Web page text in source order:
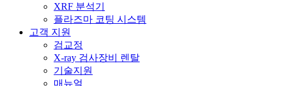
XRF 분석기
플라즈마 코팅 시스템
고객 지원
검교정
X-ray 검사장비 렌탈
기술지원
매뉴얼